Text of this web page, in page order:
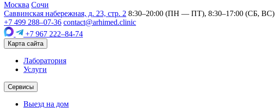
Москва Сочи
Саввинская набережная, д. 23, стр. 2 8:30–20:00 (ПН — ПТ), 8:30–17:00 (СБ, ВС)
+7 499 288–07-36 contact@arhimed.clinic
+7 967 222–84-74
Карта сайта
Лаборатория
Услуги
Сервисы
Выезд на дом